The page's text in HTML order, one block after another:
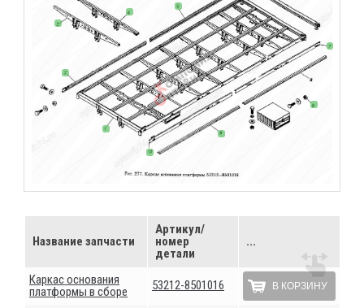
Название запчасти
Артикул/
номер
детали
...
Каркас основания
платформы в сборе
53212-8501016 В КОРЗИНУ